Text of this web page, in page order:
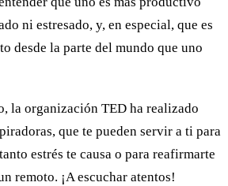
ni estresado, y, en especial, que es
desde la parte del mundo que uno
la organización TED ha realizado
que te pueden servir a ti para
estrés te causa o para reafirmarte
remoto. ¡A escuchar atentos!